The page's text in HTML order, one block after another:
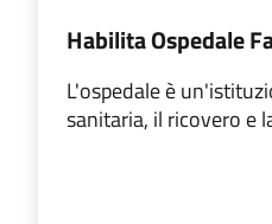
Habilita Ospedale
L'ospedale è
sanitaria, il ricovero e